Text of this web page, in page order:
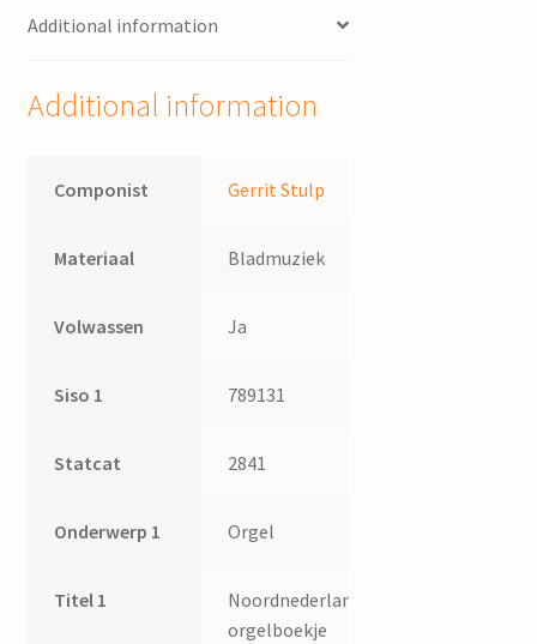
Additional information
Additional information
Componist Gerrit Stulp
Materiaal Bladmuziek
Volwassen Ja
Siso 1 789131
Statcat 2841
Onderwerp 1 Orgel
Titel 1
Noordnederlands
orgelboekje